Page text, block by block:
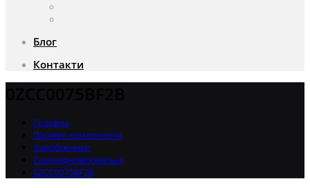
Блог
Контакти
Головна
Пасивні компоненти
Запобіжники
Самовідновлювальні
0ZCC0075BF2B